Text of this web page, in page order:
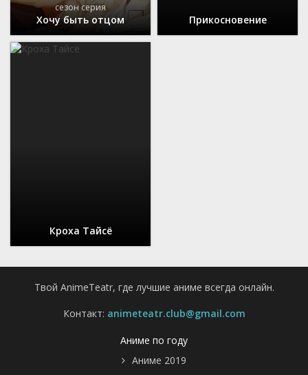
сезон серия
Хочу быть отцом Прикосновение
Кроха Тайсё
Твой AnimeTeatr, где лучшие аниме всегда онлайн.
Контакт: animeteatr.club@gmail.com
Аниме по году
Аниме 2019